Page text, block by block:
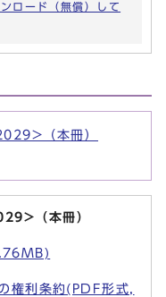
ロード（無償）して
（本冊）
（本冊）
権利条約(PDF形式,